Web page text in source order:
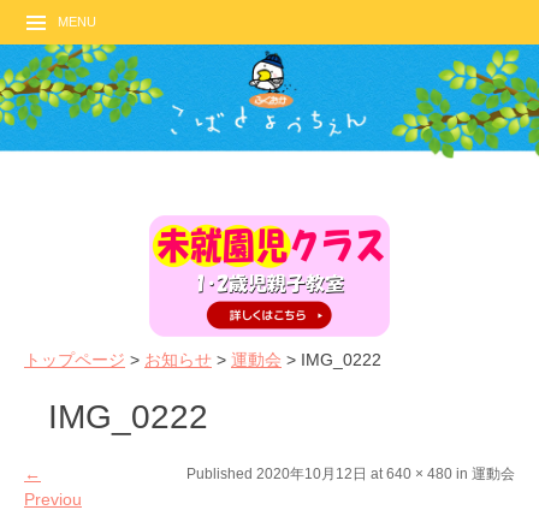
MENU
トップページ > お知らせ > 運動会 > IMG_0222
IMG_0222
Published 2020年10月12日 at 640 × 480 in 運動会
←
Previou